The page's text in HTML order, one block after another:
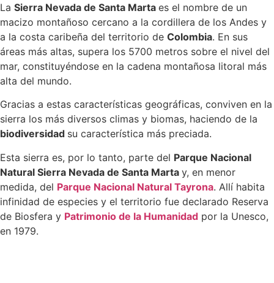
La Sierra Nevada de Santa Marta es el nombre de un
macizo montañoso cercano a la cordillera de los Andes y
a la costa caribeña del territorio de Colombia. En sus
áreas más altas, supera los 5700 metros sobre el nivel del
mar, constituyéndose en la cadena montañosa litoral más
alta del mundo.
Gracias a estas características geográficas, conviven en la
sierra los más diversos climas y biomas, haciendo de la
biodiversidad su característica más preciada.
Esta sierra es, por lo tanto, parte del Parque Nacional
Natural Sierra Nevada de Santa Marta y, en menor
medida, del Parque Nacional Natural Tayrona. Allí habita
infinidad de especies y el territorio fue declarado Reserva
de Biosfera y Patrimonio de la Humanidad por la Unesco,
en 1979.